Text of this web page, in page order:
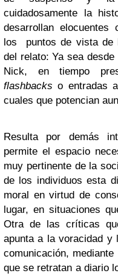
cuidadosamente la
desarrollan
los puntos de vista de
del relato: Ya sea
Nick, en tiempo
flashbacks o entradas
cuales que potencian
Resulta por demás
permite el espacio
muy pertinente de la
de los individuos esta
moral en virtud de
lugar, en situaciones
Otra de las críticas
apunta a la voracidad y
comunicación,
que se retratan a diario